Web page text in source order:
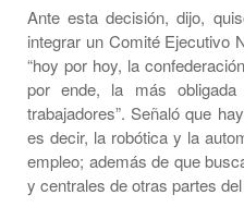
Ante esta decisión, dijo,
integrar un Comité Ejecutivo
“hoy por hoy, la
por ende, la más
trabajadores”. Señaló que
es decir, la robótica y la
empleo; además de que
y centrales de otras partes